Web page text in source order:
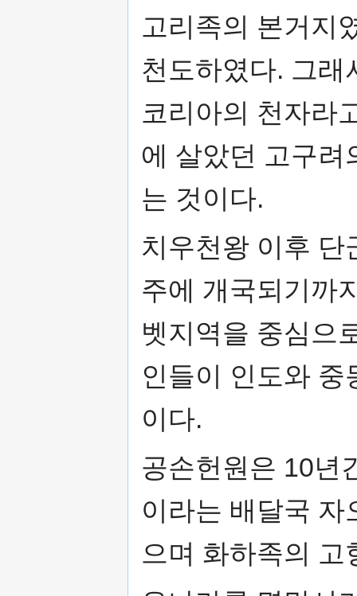
고리족의 본거지
천도하였다. 그래
코리아의 천자라
에 살았던 고구려
는 것이다.
치우천왕 이후 단
주에 개국되기까
벳지역을 중심으
인들이 인도와 중
이다.
공손헌원은 10년
이라는 배달국 자
으며 화하족의 고